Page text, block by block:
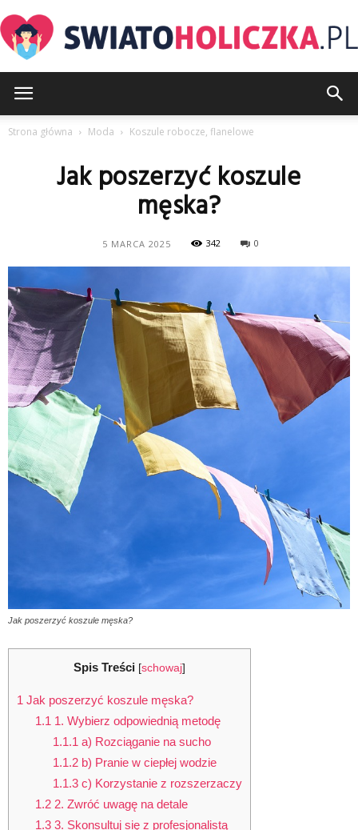
Strona główna Moda Koszule robocze, flanelowe
Jak poszerzyć koszule
męska?
5 MARCA 2025 342 0
Jak poszerzyć koszule męska?
Spis Treści [schowaj]
1 Jak poszerzyć koszule męska?
1.1 1. Wybierz odpowiednią metodę
1.1.1 a) Rozciąganie na sucho
1.1.2 b) Pranie w ciepłej wodzie
1.1.3 c) Korzystanie z rozszerzaczy
1.22. Zwróć uwagę na detale
1.33. Skonsultuj się z profesjonalistą